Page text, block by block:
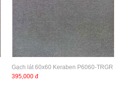
Gạch lát 60x60 Keraben P6060-TRGR
395,000 đ